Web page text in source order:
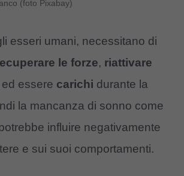
(foto Pixabay)
esseri umani, necessitano di
le forze, riattivare
ed essere carichi durante la
la mancanza di sonno come
influire negativamente
e sui suoi comportamenti.